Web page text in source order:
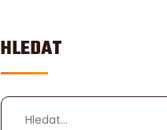
HLEDAT